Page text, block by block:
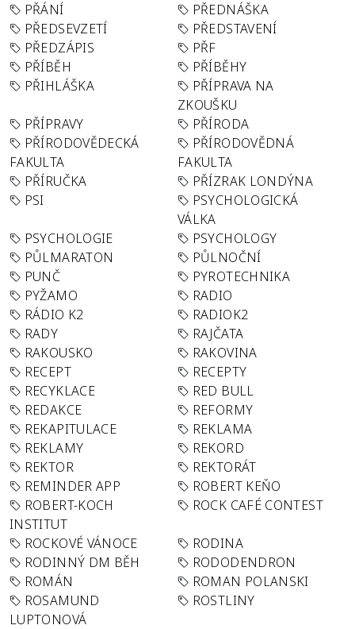
PŘÁNÍ
PŘEDNÁŠKA
PŘEDSEVZETÍ
PŘEDSTAVENÍ
PŘEDZÁPIS
PŘF
PŘÍBĚH
PŘÍBĚHY
PŘIHLÁŠKA
PŘÍPRAVA NA
ZKOUŠKU
PŘÍPRAVY
PŘÍRODA
PŘÍRODOVĚDECKÁ
FAKULTA
PŘÍRODOVĚDNÁ
FAKULTA
PŘÍRUČKA
PŘÍZRAK LONDÝNA
PSI
PSYCHOLOGICKÁ
VÁLKA
PSYCHOLOGIE
PSYCHOLOGY
PŮLMARATON
PŮLNOČNÍ
PUNČ
PYROTECHNIKA
PYŽAMO
RADIO
RÁDIO K2
RADIOK2
RADY
RAJČATA
RAKOUSKO
RAKOVINA
RECEPT
RECEPTY
RECYKLACE
RED BULL
REDAKCE
REFORMY
REKAPITULACE
REKLAMA
REKLAMY
REKORD
REKTOR
REKTORÁT
REMINDER APP
ROBERT KEŇO
ROBERT-KOCH
INSTITUT
ROCK CAFÉ CONTEST
ROCKOVÉ VÁNOCE
RODINA
RODINNÝ DM BĚH
RODODENDRON
ROMÁN
ROMAN POLANSKI
ROSAMUND
LUPTONOVÁ
ROSTLINY